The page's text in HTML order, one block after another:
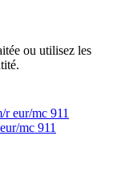
ou utilisez les
mc 911